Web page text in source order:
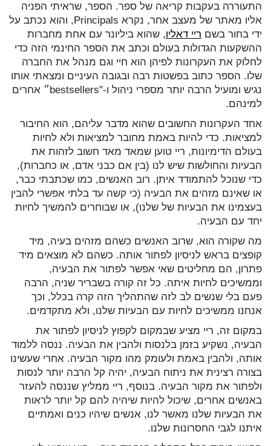
התעוררה בעקבות קריאה של ספר. הספר, שראיתי הפניה
אליו מאתר של מעצב אחר, נקרא Principals, והוא נכתב על
ידי בחור בשם ריי דאליו, שהוא ביליונר עם אחת מחברות
ההשקעות הגדולות בעולם וכתב את הספר החינמי הזה כדי
לחלוק את העקרונות לפיהן הוא חיי וגם מנהל את החברה
שלו. הספר כתוב בפשטות רבה ובגובה העיניים ומצאתי אותו
נגיש ומועיל הרבה יותר מספרי ניהול ו-"bestsellers״ אחרים
למינהם.
אחד העקרונות החשובים שהוא מדבר עליהם, הוא החיבור
למציאות. כדי להיות באמת מחובר למציאות ולא לחיות
בעולם הדימיונות, ריי טוען שמאד מאד חשוב לזהות את
הבעיות והחולשות שיש לנו (בין אם כבני אדם, או כחברות),
כדי שנוכל להתמודד איתן. רוב האנשים, כמו שכתבתי כבר,
או שאינם מזהים את הבעיה (כי קשה עד בלתי אפשרי להבין
בעצמינו את הבעיות של שלנו), או שבוחרים להמשיך לחיות
יחד עם הבעיה.
מה שקורה הוא, שרוב האנשים כשהם מזהים בעיה, מיד
קופצים בראש לניסיון לפתור אותה. כשהם לא מוצאים מיד
פתרון, הם מחליטים שאי אפשר לפתור את הבעיה,
וממשיכים לחיות איתה. כל זה קורה בשבריר שניה, הרבה
פעם בלי שנשים לב לזה שהתהליך הזה קרה בכלל, וכך
אנחנו ממשיכים לחיות עם הבעיות שלנו, ולא מתקדמים.
במקום זה, ריי מציע שבמקום לקפוץ לניסיון לפתור את
הבעיה, נשקיע בזמן בלנסות ולהבין את הבעיה. ננסה ללמוד
אותה, ולהבין באמת ולעומק מהו מקור הבעיה. אחרי שעשינו
בצורה רצינית את ניתוח הבעיה, יהיה קל הרבה יותר לנסות
ולפתור את מקור הבעיה. בנוסף, ריי ממליץ שננסה להעזר
באנשים אחרים, שיכול להיות שיהיה להם קל יותר לראות
את הבעיות שלנו מאשר לנו, אנשים שיהיו כנים ואמתיים
איתנו לגבי החסרונות שלנו.